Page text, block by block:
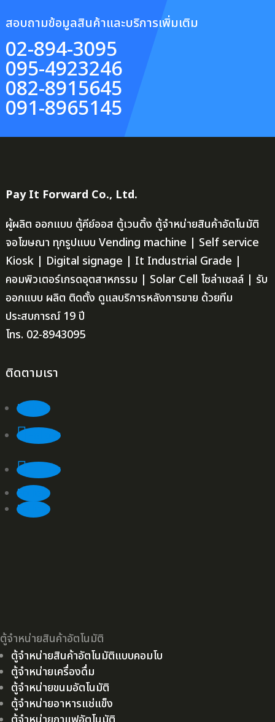
สอบถามข้อมูลสินค้าและบริการเพิ่มเติม
02-894-3095
095-4923246
082-8915645
091-8965145
Pay It Forward Co., Ltd.
ผู้ผลิต ออกแบบ ตู้คีย์ออส ตู้เวนดิ้ง ตู้จำหน่ายสินค้าอัตโนมัติ
จอโฆษณา ทุกรูปแบบ Vending machine | Self service
Kiosk | Digital signage | It Industrial Grade |
คอมพิวเตอร์เกรดอุตสาหกรรม | Solar Cell โซล่าเซลล์ | รับ
ออกแบบ ผลิต ติดตั้ง ดูแลบริการหลังการขาย ด้วยทีม
ประสบการณ์ 19 ปี
โทร. 02-8943095
ติดตามเรา
Follow
Follow
Follow
Follow
Follow
ตู้จำหน่ายสินค้าอัตโนมัติ
ตู้จำหน่ายสินค้าอัตโนมัติแบบคอมโบ
ตู้จำหน่ายเครื่องดื่ม
ตู้จำหน่ายขนมอัตโนมัติ
ตู้จำหน่ายอาหารแช่แข็ง